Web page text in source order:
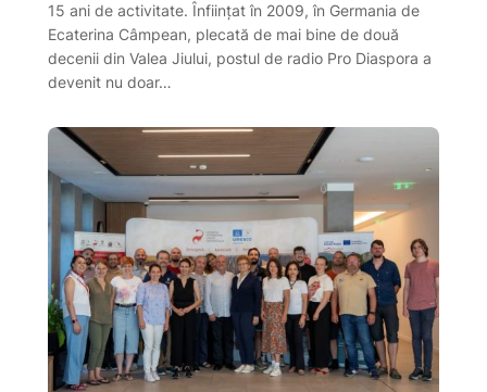
15 ani de activitate. Înființat în 2009, în Germania de
Ecaterina Câmpean, plecată de mai bine de două
decenii din Valea Jiului, postul de radio Pro Diaspora a
devenit nu doar…